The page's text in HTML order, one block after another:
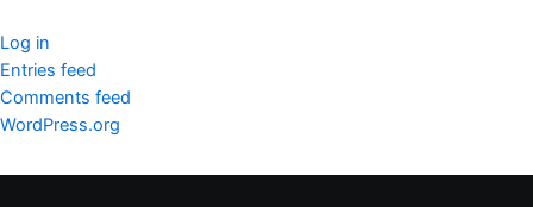
Log in
Entries feed
Comments feed
WordPress.org